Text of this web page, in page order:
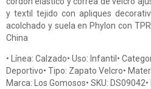
y textil tejido con apliques
acolchado y suela en Phylon con
China
• Línea: Calzado• Uso: Infantil•
Deportivo• Tipo: Zapato Velcro•
Marca: Los Gomosos• SKU: